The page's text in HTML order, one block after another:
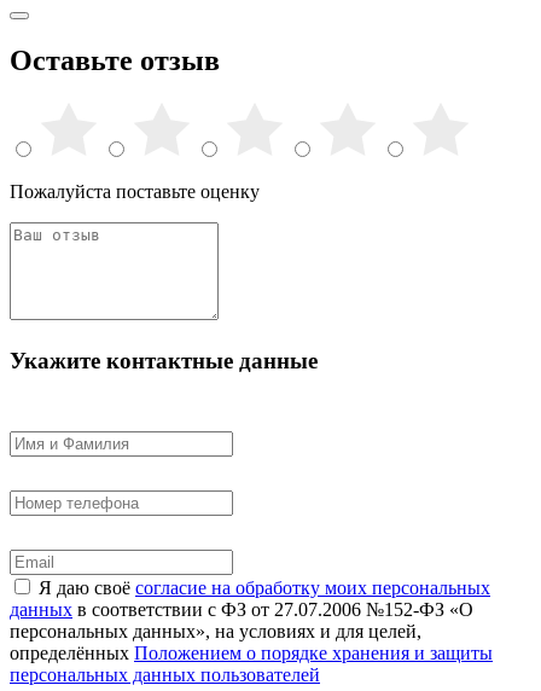
Оставьте отзыв
Пожалуйста поставьте оценку
Укажите контактные данные
Я даю своё согласие на обработку моих персональных
данных в соответствии с ФЗ от 27.07.2006 №152-ФЗ «О
персональных данных», на условиях и для целей,
определённых Положением о порядке хранения и защиты
персональных данных пользователей